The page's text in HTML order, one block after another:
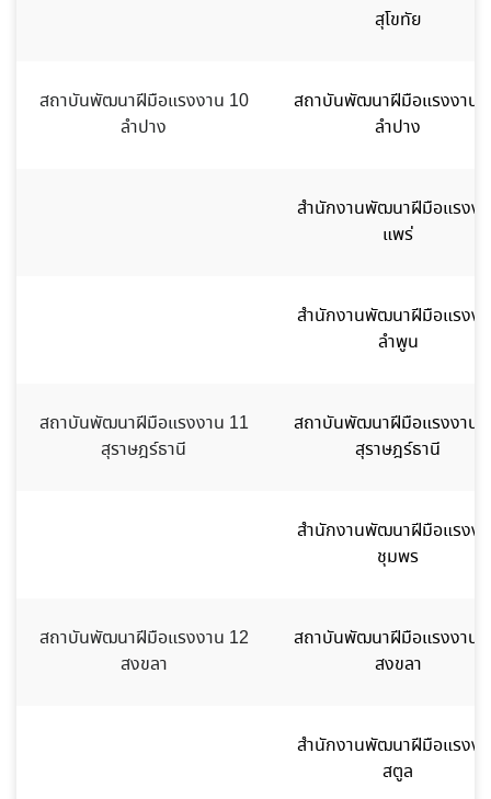
สุโขทัย
สถาบันพัฒนาฝีมือแรงงาน 10
ลำปาง
สถาบันพัฒนาฝีมือแรงงาน
ลำปาง
สำนักงานพัฒนาฝีมือแรงง
แพร่
สำนักงานพัฒนาฝีมือแรงง
ลำพูน
สถาบันพัฒนาฝีมือแรงงาน 11
สุราษฎร์ธานี
สถาบันพัฒนาฝีมือแรงงาน
สุราษฎร์ธานี
สำนักงานพัฒนาฝีมือแรงง
ชุมพร
สถาบันพัฒนาฝีมือแรงงาน 12
สงขลา
สถาบันพัฒนาฝีมือแรงงาน
สงขลา
สำนักงานพัฒนาฝีมือแรงง
สตูล